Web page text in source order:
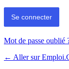
Mot de passe oublié
← Aller sur